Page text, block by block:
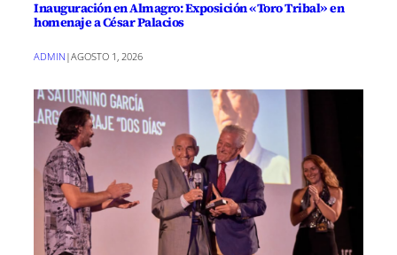
Inauguración en Almagro: Exposición «Toro Tribal» en
homenaje a César Palacios
ADMIN |AGOSTO 1, 2026